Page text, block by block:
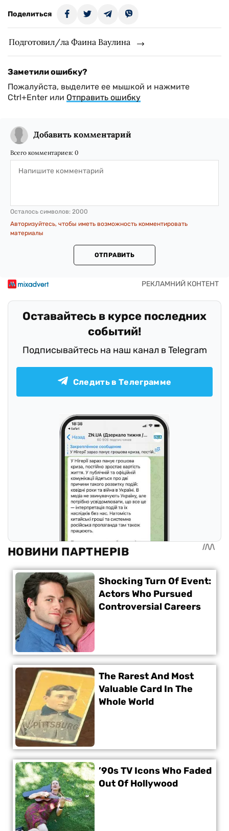
Поделиться
Подготовил/ла Фаина Ваулина
Заметили ошибку?
Пожалуйста, выделите ее мышкой и нажмите
Ctrl+Enter или Отправить ошибку
Добавить комментарий
Всего комментариев: 0
Осталось символов: 2000
Авторизуйтесь, чтобы иметь возможность комментировать
материалы
ОТПРАВИТЬ
Оставайтесь в курсе последних
событий!
Подписывайтесь на наш канал в Telegram
Следить в Телеграмме